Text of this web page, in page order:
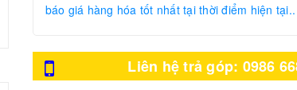
báo giá hàng hóa tốt nhất tại thời điểm hiện tại..
Liên hệ trả góp: 0986